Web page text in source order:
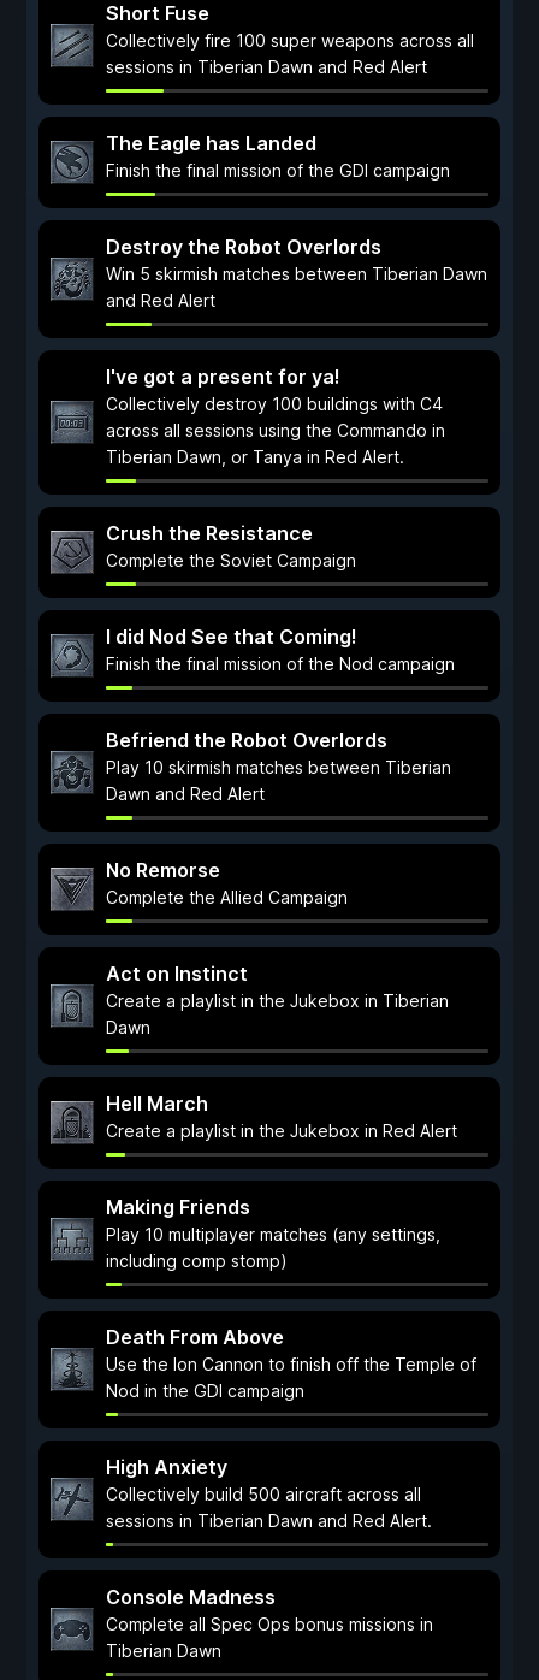
Short Fuse
Collectively fire 100 super weapons across all
sessions in Tiberian Dawn and Red Alert
The Eagle has Landed
Finish the final mission of the GDI campaign
Destroy the Robot Overlords
Win 5 skirmish matches between Tiberian Dawn
and Red Alert
I've got a present for ya!
Collectively destroy 100 buildings with C4
across all sessions using the Commando in
Tiberian Dawn, or Tanya in Red Alert.
Crush the Resistance
Complete the Soviet Campaign
I did Nod See that Coming!
Finish the final mission of the Nod campaign
Befriend the Robot Overlords
Play 10 skirmish matches between Tiberian
Dawn and Red Alert
No Remorse
Complete the Allied Campaign
Act on Instinct
Create a playlist in the Jukebox in Tiberian
Dawn
Hell March
Create a playlist in the Jukebox in Red Alert
Making Friends
Play 10 multiplayer matches (any settings,
including comp stomp)
Death From Above
Use the Ion Cannon to finish off the Temple of
Nod in the GDI campaign
High Anxiety
Collectively build 500 aircraft across all
sessions in Tiberian Dawn and Red Alert.
Console Madness
Complete all Spec Ops bonus missions in
Tiberian Dawn